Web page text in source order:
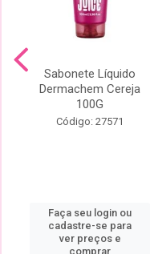
Sabonete Líquido
Dermachem Cereja
100G
Código: 27571
Faça seu login ou
cadastre-se para
ver preços e
comprar